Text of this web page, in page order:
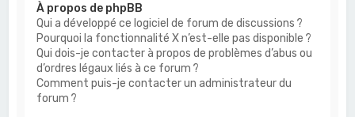
À propos de phpBB
Qui a développé ce logiciel de forum de discussions ?
Pourquoi la fonctionnalité X n’est-elle pas disponible ?
Qui dois-je contacter à propos de problèmes d’abus ou
d’ordres légaux liés à ce forum ?
Comment puis-je contacter un administrateur du
forum ?